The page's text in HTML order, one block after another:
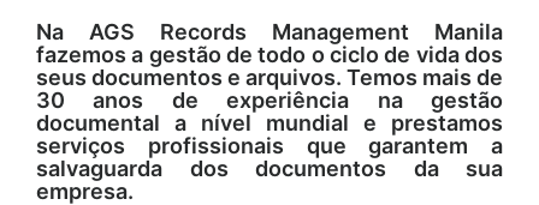
Na AGS Records Management Manila
fazemos a gestão de todo o ciclo de vida dos
seus documentos e arquivos. Temos mais de
30 anos de experiência na gestão
documental a nível mundial e prestamos
serviços profissionais que garantem a
salvaguarda dos documentos da sua
empresa.